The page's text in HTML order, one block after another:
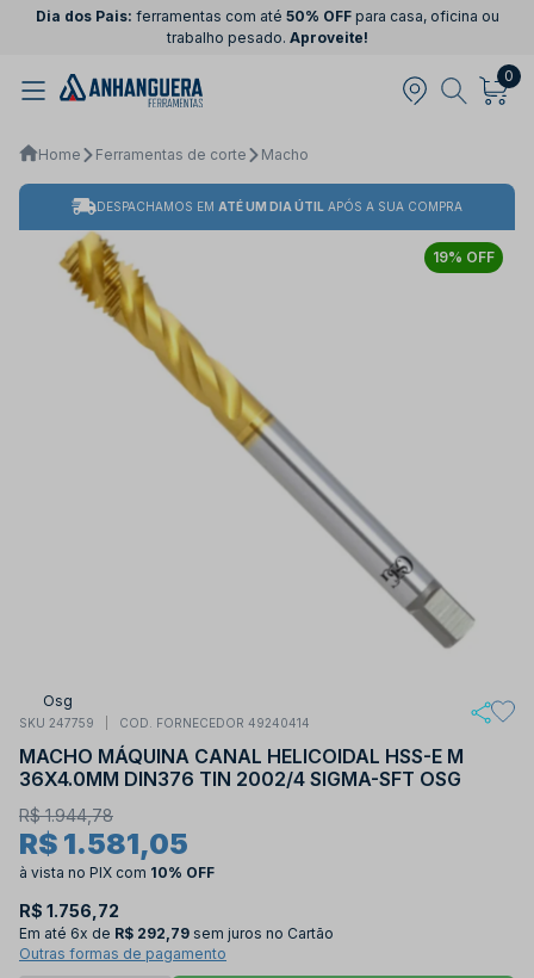
Dia dos Pais: ferramentas com até 50% OFFpara casa, oficina ou
trabalho pesado. Aproveite!
0
Home Ferramentas de corte Macho
DESPACHAMOS EM ATÉ UM DIA ÚTIL APÓS A SUA COMPRA
19% OFF
Osg
SKU 247759 COD. FORNECEDOR 49240414
MACHO MÁQUINA CANAL HELICOIDAL HSS-E M
36X4.0MM DIN376 TIN 2002/4 SIGMA-SFT OSG
R$ 1.944,78
R$ 1.581,05
à vista no PIX com 10% OFF
R$ 1.756,72
Em até 6x de R$ 292,79 sem juros no Cartão
Outras formas de pagamento